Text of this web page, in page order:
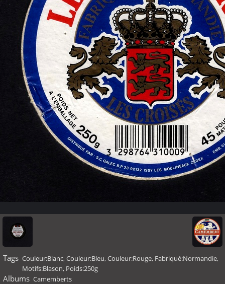
Tags Couleur:Blanc,Couleur:Bleu,Couleur:Rouge, Fabriqué:Normandie,
Motifs:Blason, Poids:250g
Albums Camemberts